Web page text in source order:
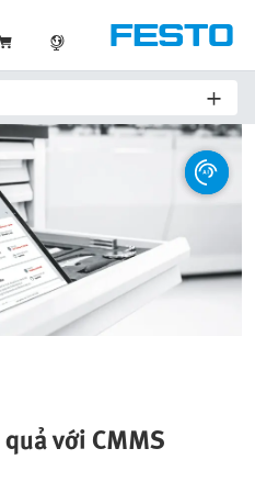
với CMMS